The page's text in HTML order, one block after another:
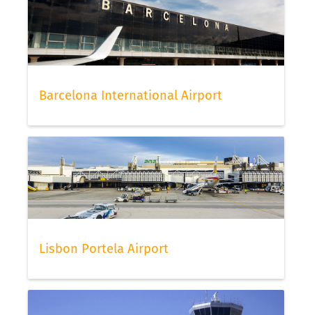
Barcelona International Airport
Lisbon Portela Airport